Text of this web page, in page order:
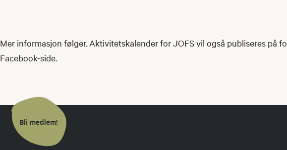
Mer informasjon følger. Aktivitetskalender for JOFS vil også publiseres på
Facebook-side.
Bli medlem!